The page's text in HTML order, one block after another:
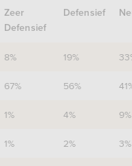
Zeer
Defensief
Defensief
8% 19%
67% 56%
1% 4% 9%
1% 2% 3%